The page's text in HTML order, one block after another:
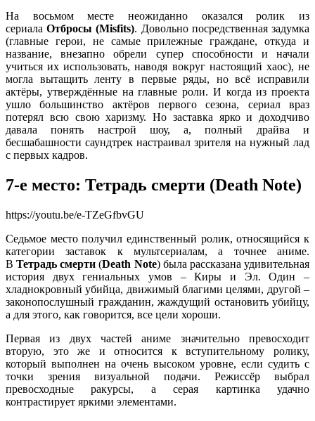
На восьмом месте неожиданно оказался ролик из
сериалаОтбросы (Misfits). Довольно посредственная задумка
(главные герои, не самые прилежные граждане, откуда и
название, внезапно обрели супер способности и начали
учиться их использовать, наводя вокруг настоящий хаос), не
могла вытащить ленту в первые ряды, но всё исправили
актёры, утверждённые на главные роли. И когда из проекта
ушло большинство актёров первого сезона, сериал враз
потерял всю свою харизму. Но заставка ярко и доходчиво
давала понять настрой шоу, а, полный драйва и
бесшабашности саундтрек настраивал зрителя на нужный лад
с первых кадров.
7-е место: Тетрадь смерти (Death Note)
https://youtu.be/e-TZeGfbvGU
Седьмое место получил единственный ролик, относящийся к
категории заставок к мультсериалам, а точнее аниме.
ВТетрадь смерти (Death Note) была рассказана удивительная
история двух гениальных умов – Киры и Эл. Один –
хладнокровный убийца, движимый благими целями, другой –
законопослушный гражданин, жаждущий остановить убийцу,
а для этого, как говорится, все цели хороши.
Первая из двух частей аниме значительно превосходит
вторую, это же и относится к вступительному ролику,
который выполнен на очень высоком уровне, если судить с
точки зрения визуальной подачи. Режиссёр выбрал
превосходные ракурсы, а серая картинка удачно
контрастирует яркими элементами.